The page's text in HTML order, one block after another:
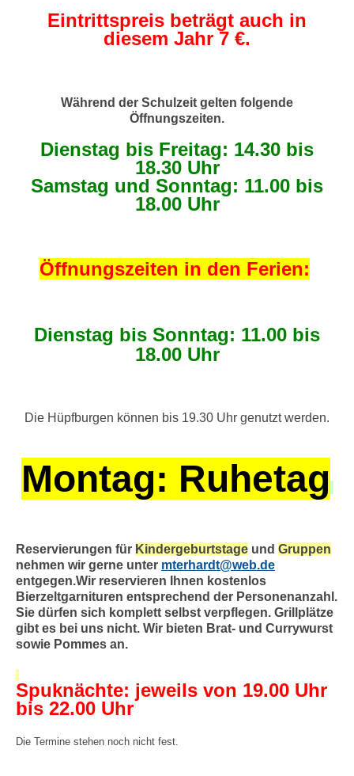
Eintrittspreis beträgt auch in
diesem Jahr 7 €.
Während der Schulzeit gelten folgende
Öffnungszeiten.
Dienstag bis Freitag: 14.30 bis
18.30 Uhr
Samstag und Sonntag: 11.00 bis
18.00 Uhr
Öffnungszeiten in den Ferien:
Dienstag bis Sonntag: 11.00 bis
18.00 Uhr
Die Hüpfburgen können bis 19.30 Uhr genutzt werden.
Montag: Ruhetag
Reservierungen für Kindergeburtstage und Gruppen
nehmen wir gerne unter mterhardt@web.de
entgegen.Wir reservieren Ihnen kostenlos
Bierzeltgarnituren entsprechend der Personenanzahl.
Sie dürfen sich komplett selbst verpflegen. Grillplätze
gibt es bei uns nicht. Wir bieten Brat- und Currywurst
sowie Pommes an.
Spuknächte: jeweils von 19.00 Uhr
bis 22.00 Uhr
Die Termine stehen noch nicht fest.